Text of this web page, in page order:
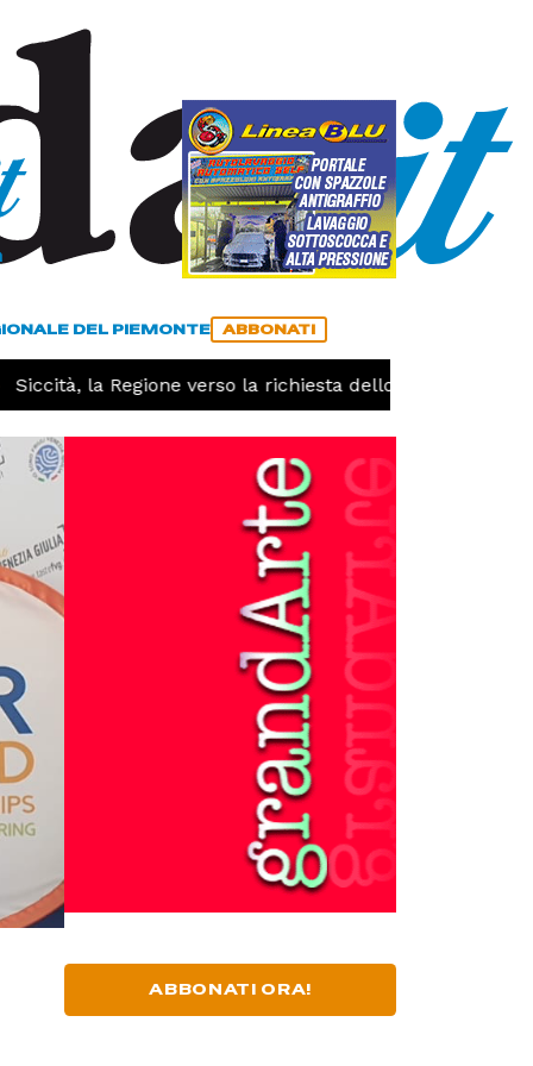
DEL PIEMONTE ABBONATI
la Regione verso la richiesta dello stato di
ABBONATI ORA!